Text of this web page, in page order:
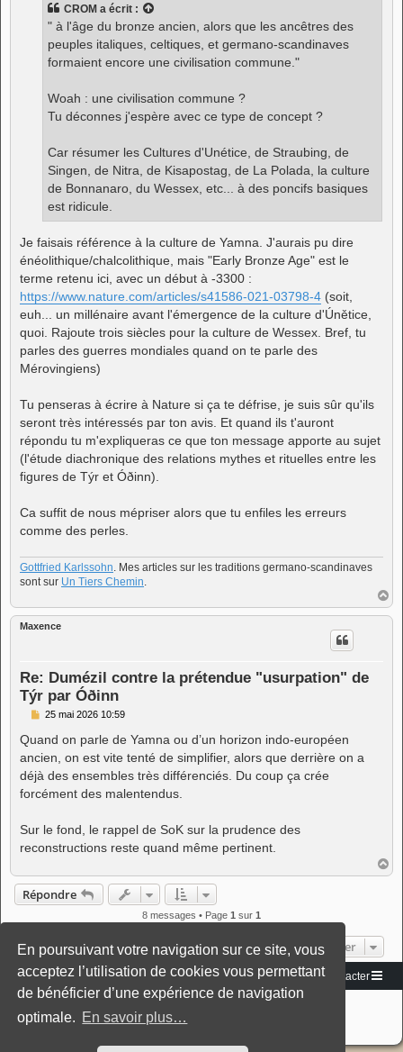
En poursuivant votre navigation sur ce site, vous
acceptez l’utilisation de cookies vous permettant
de bénéficier d’une expérience de navigation
optimale. En savoir plus…
CROM a écrit :
" à l'âge du bronze ancien, alors que les ancêtres des
peuples italiques, celtiques, et germano-scandinaves
formaient encore une civilisation commune."
Woah : une civilisation commune ?
Tu déconnes j'espère avec ce type de concept ?
Car résumer les Cultures d'Unétice, de Straubing, de
Singen, de Nitra, de Kisapostag, de La Polada, la culture
de Bonnanaro, du Wessex, etc... à des poncifs basiques
est ridicule.
Je faisais référence à la culture de Yamna. J'aurais pu dire
énéolithique/chalcolithique, mais "Early Bronze Age" est le
terme retenu ici, avec un début à -3300 :
https://www.nature.com/articles/s41586-021-03798-4 (soit,
euh... un millénaire avant l'émergence de la culture d'Únětice,
quoi. Rajoute trois siècles pour la culture de Wessex. Bref, tu
parles des guerres mondiales quand on te parle des
Mérovingiens)
Tu penseras à écrire à Nature si ça te défrise, je suis sûr qu'ils
seront très intéressés par ton avis. Et quand ils t'auront
répondu tu m'expliqueras ce que ton message apporte au sujet
(l'étude diachronique des relations mythes et rituelles entre les
figures de Týr et Óðinn).
Ca suffit de nous mépriser alors que tu enfiles les erreurs
comme des perles.
Gottfried Karlssohn. Mes articles sur les traditions germano-scandinaves
sont sur Un Tiers Chemin.
a
u
Maxence
Re: Dumézil contre la prétendue "usurpation" de
Týr par Óðinn
M
s
a
g
e
25 mai 2026 10:59
Quand on parle de Yamna ou d’un horizon indo-européen
ancien, on est vite tenté de simplifier, alors que derrière on a
déjà des ensembles très différenciés. Du coup ça crée
forcément des malentendus.
Sur le fond, le rappel de SoK sur la prudence des
reconstructions reste quand même pertinent.
a
Répondre
8 messages • Page 1 sur 1
Aller
Vers le site Accueil du forum Nous contacter
Développé parphpBB ® Forum Software © phpBB Limited
Traduction française officielle
©
Style: Black-Silver-Split by Joyce&Luna